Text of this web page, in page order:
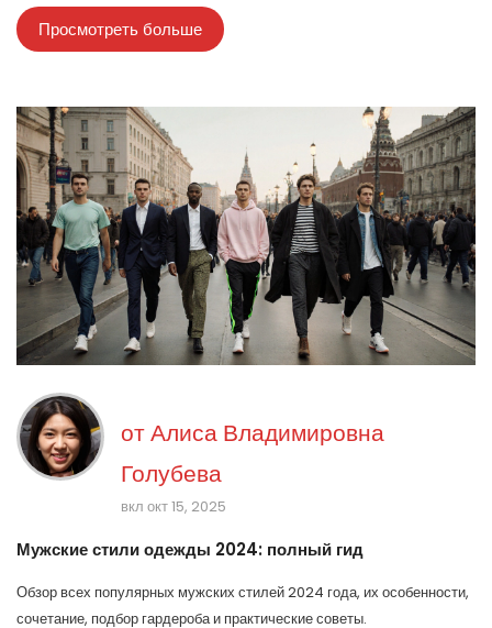
Просмотреть больше
отАлиса Владимировна
Голубева
вкл окт 15, 2025
Мужские стили одежды 2024: полный гид
Обзор всех популярных мужских стилей 2024 года, их особенности,
сочетание, подбор гардероба и практические советы.